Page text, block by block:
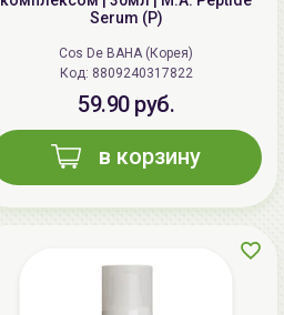
Serum (P)
Cos De BAHA (Корея)
Код: 8809240317822
59.90 руб.
в корзину